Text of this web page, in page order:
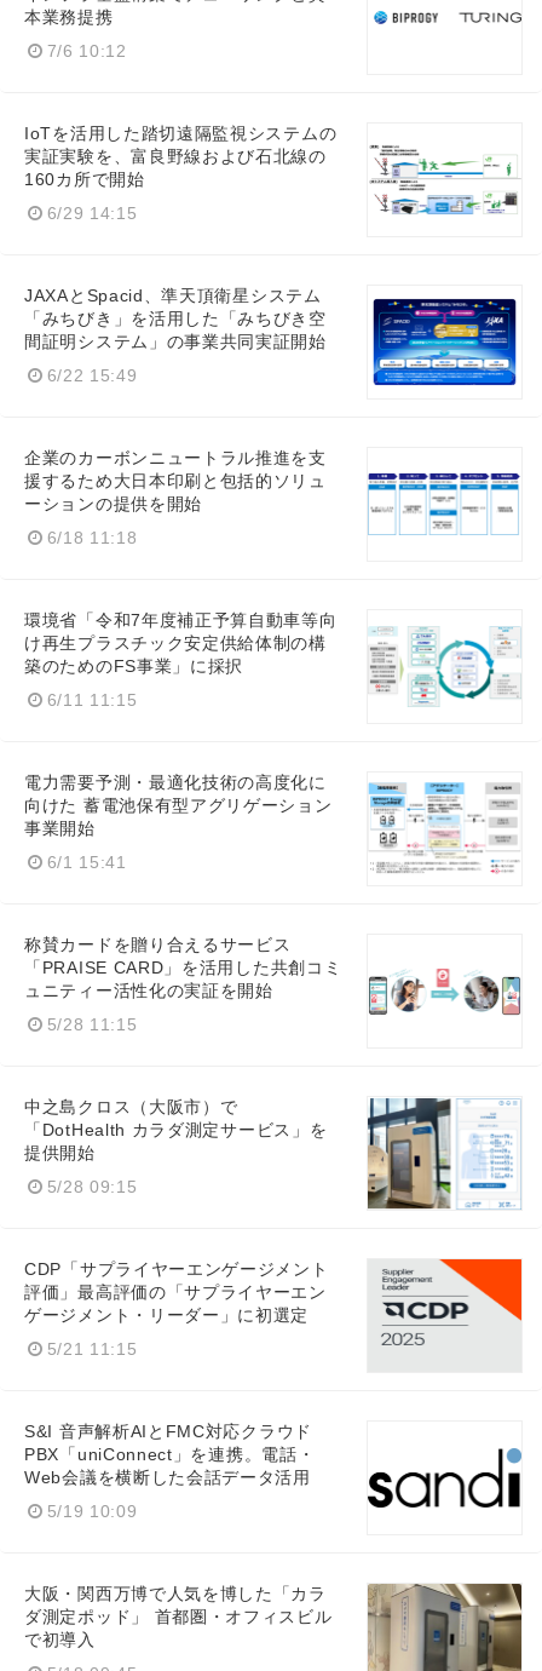
本業務提携
7/6 10:12
IoTを活用した踏切遠隔監視システムの
実証実験を、富良野線および石北線の
160カ所で開始
6/29 14:15
JAXAとSpacid、準天頂衛星システム
「みちびき」を活用した「みちびき空
間証明システム」の事業共同実証開始
6/22 15:49
企業のカーボンニュートラル推進を支
援するため大日本印刷と包括的ソリュ
ーションの提供を開始
6/18 11:18
環境省「令和7年度補正予算自動車等向
け再生プラスチック安定供給体制の構
築のためのFS事業」に採択
6/11 11:15
電力需要予測・最適化技術の高度化に
向けた 蓄電池保有型アグリゲーション
事業開始
6/1 15:41
称賛カードを贈り合えるサービス
「PRAISE CARD」を活用した共創コミ
ュニティー活性化の実証を開始
5/28 11:15
中之島クロス（大阪市）で
「DotHealth カラダ測定サービス」を
提供開始
5/28 09:15
CDP「サプライヤーエンゲージメント
評価」最高評価の「サプライヤーエン
ゲージメント・リーダー」に初選定
5/21 11:15
S&I 音声解析AIとFMC対応クラウド
PBX「uniConnect」を連携。電話・
Web会議を横断した会話データ活用
5/19 10:09
大阪・関西万博で人気を博した「カラ
ダ測定ポッド」 首都圏・オフィスビル
で初導入
Japanese
English